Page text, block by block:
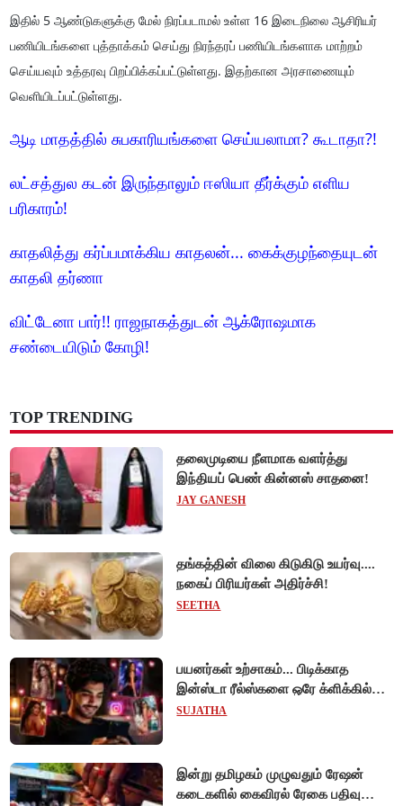
இதில் 5 ஆண்டுகளுக்கு மேல் நிரப்படாமல் உள்ள 16 இடைநிலை ஆசிரியர்
பணியிடங்களை புத்தாக்கம் செய்து நிரந்தரப் பணியிடங்களாக மாற்றம்
செய்யவும் உத்தரவு பிறப்பிக்கப்பட்டுள்ளது. இதற்கான அரசாணையும்
வெளியிடப்பட்டுள்ளது.
ஆடி மாதத்தில் சுபகாரியங்களை செய்யலாமா? கூடாதா?!
லட்சத்துல கடன் இருந்தாலும் ஈஸியா தீர்க்கும் எளிய
பரிகாரம்!
காதலித்து கர்ப்பமாக்கிய காதலன்... கைக்குழந்தையுடன்
காதலி தர்ணா
விட்டேனா பார்!! ராஜநாகத்துடன் ஆக்ரோஷமாக
சண்டையிடும் கோழி!
TOP TRENDING
தலைமுடியை நீளமாக வளர்த்து
இந்தியப் பெண் கின்னஸ் சாதனை!
JAY GANESH
தங்கத்தின் விலை கிடுகிடு உயர்வு....
நகைப் பிரியர்கள் அதிர்ச்சி!
SEETHA
பயனர்கள் உற்சாகம்... பிடிக்காத
இன்ஸ்டா ரீல்ஸ்களை ஒரே க்ளிக்கில்
மாற்றியமைக்கலாம்!
SUJATHA
இன்று தமிழகம் முழுவதும் ரேஷன்
கடைகளில் கைவிரல் ரேகை பதிவு